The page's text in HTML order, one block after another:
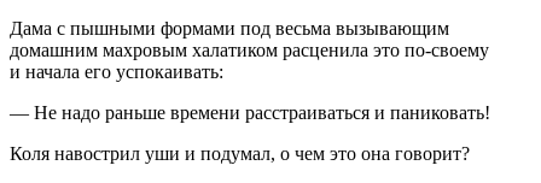
Дама с пышными формами под весьма вызывающим
домашним махровым халатиком расценила это по-своему
и начала его успокаивать:
— Не надо раньше времени расстраиваться и паниковать!
Коля навострил уши и подумал, о чем это она говорит?